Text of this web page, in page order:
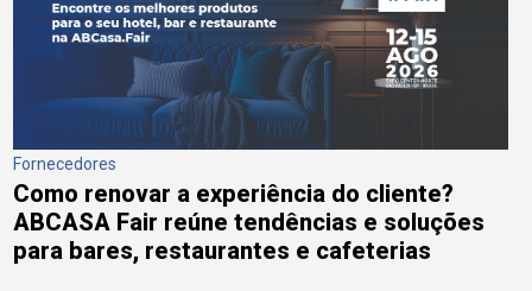
Fornecedores
Como renovar a experiência do cliente?
ABCASA Fair reúne tendências e soluções
para bares, restaurantes e cafeterias